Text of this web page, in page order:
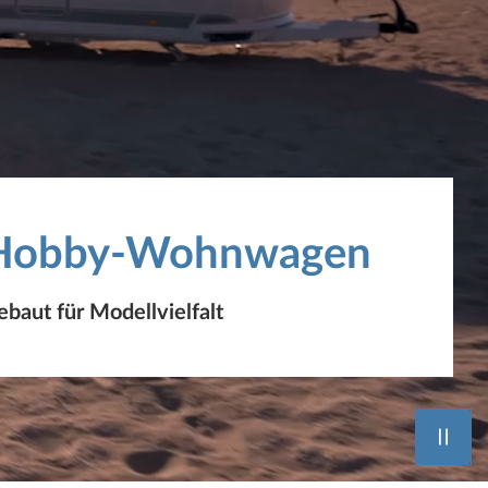
Wohnwagen
für Modellvielfalt